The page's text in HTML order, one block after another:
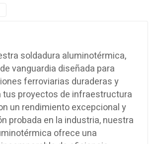
soldadura aluminotérmica,
vanguardia diseñada para
ferroviarias duraderas y
tus proyectos de infraestructura
un rendimiento excepcional y
probada en la industria, nuestra
ofrece una